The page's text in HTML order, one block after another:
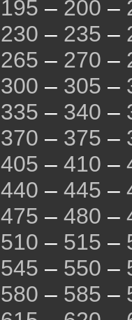
195 – 200 –
230 – 235 –
265 – 270 –
300 – 305 –
335 – 340 –
370 – 375 –
405 – 410 –
440 – 445 –
475 – 480 –
510 – 515 –
545 – 550 –
580 – 585 –